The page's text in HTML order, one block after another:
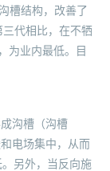
槽结构，改善了
代相比，在不牺
为业内最低。目
沟槽（沟槽
电场集中，从而
另外，当反向施